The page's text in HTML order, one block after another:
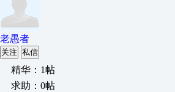
老愚者
关注 私信
精华：1帖
求助：0帖